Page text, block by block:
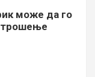
може да го
трошење